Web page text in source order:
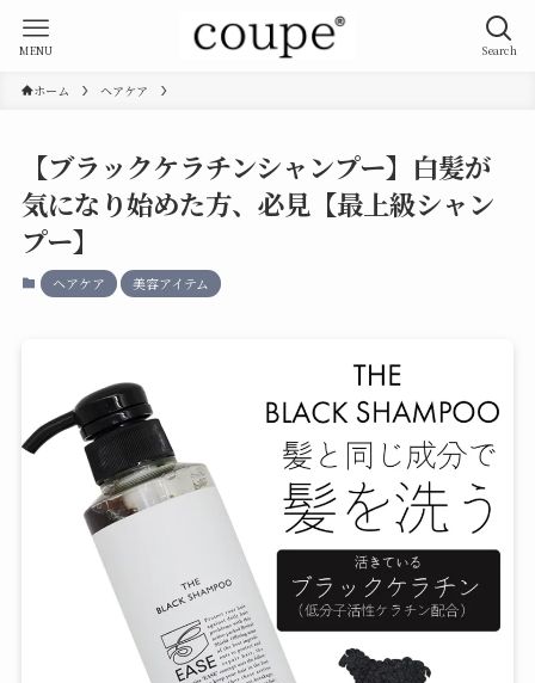
Search
MENU
ホーム ヘアケア
【ブラックケラチンシャンプー】白髪が
気になり始めた方、必見【最上級シャン
プー】
ヘアケア 美容アイテム